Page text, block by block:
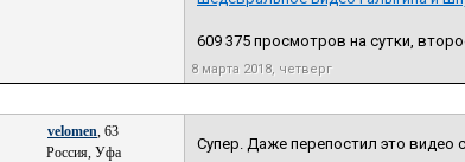
609 375 просмотров на сутки,
8 марта 2018, четверг
velomen, 63
Россия, Уфа
Супер. Даже перепостил это видео